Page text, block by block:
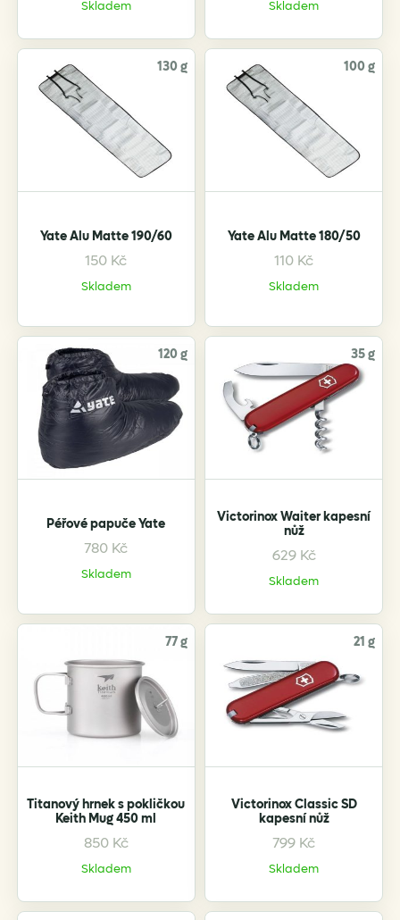
Skladem Skladem
130 g
Yate Alu Matte 190/60
150 Kč
Skladem
100 g
Yate Alu Matte 180/50
110 Kč
Skladem
120 g
Péřové papuče Yate
780 Kč
Skladem
35 g
Victorinox Waiter kapesní
nůž
629 Kč
Skladem
77 g
Titanový hrnek s pokličkou
Keith Mug 450 ml
850 Kč
Skladem
21 g
Victorinox Classic SD
kapesní nůž
799 Kč
Skladem